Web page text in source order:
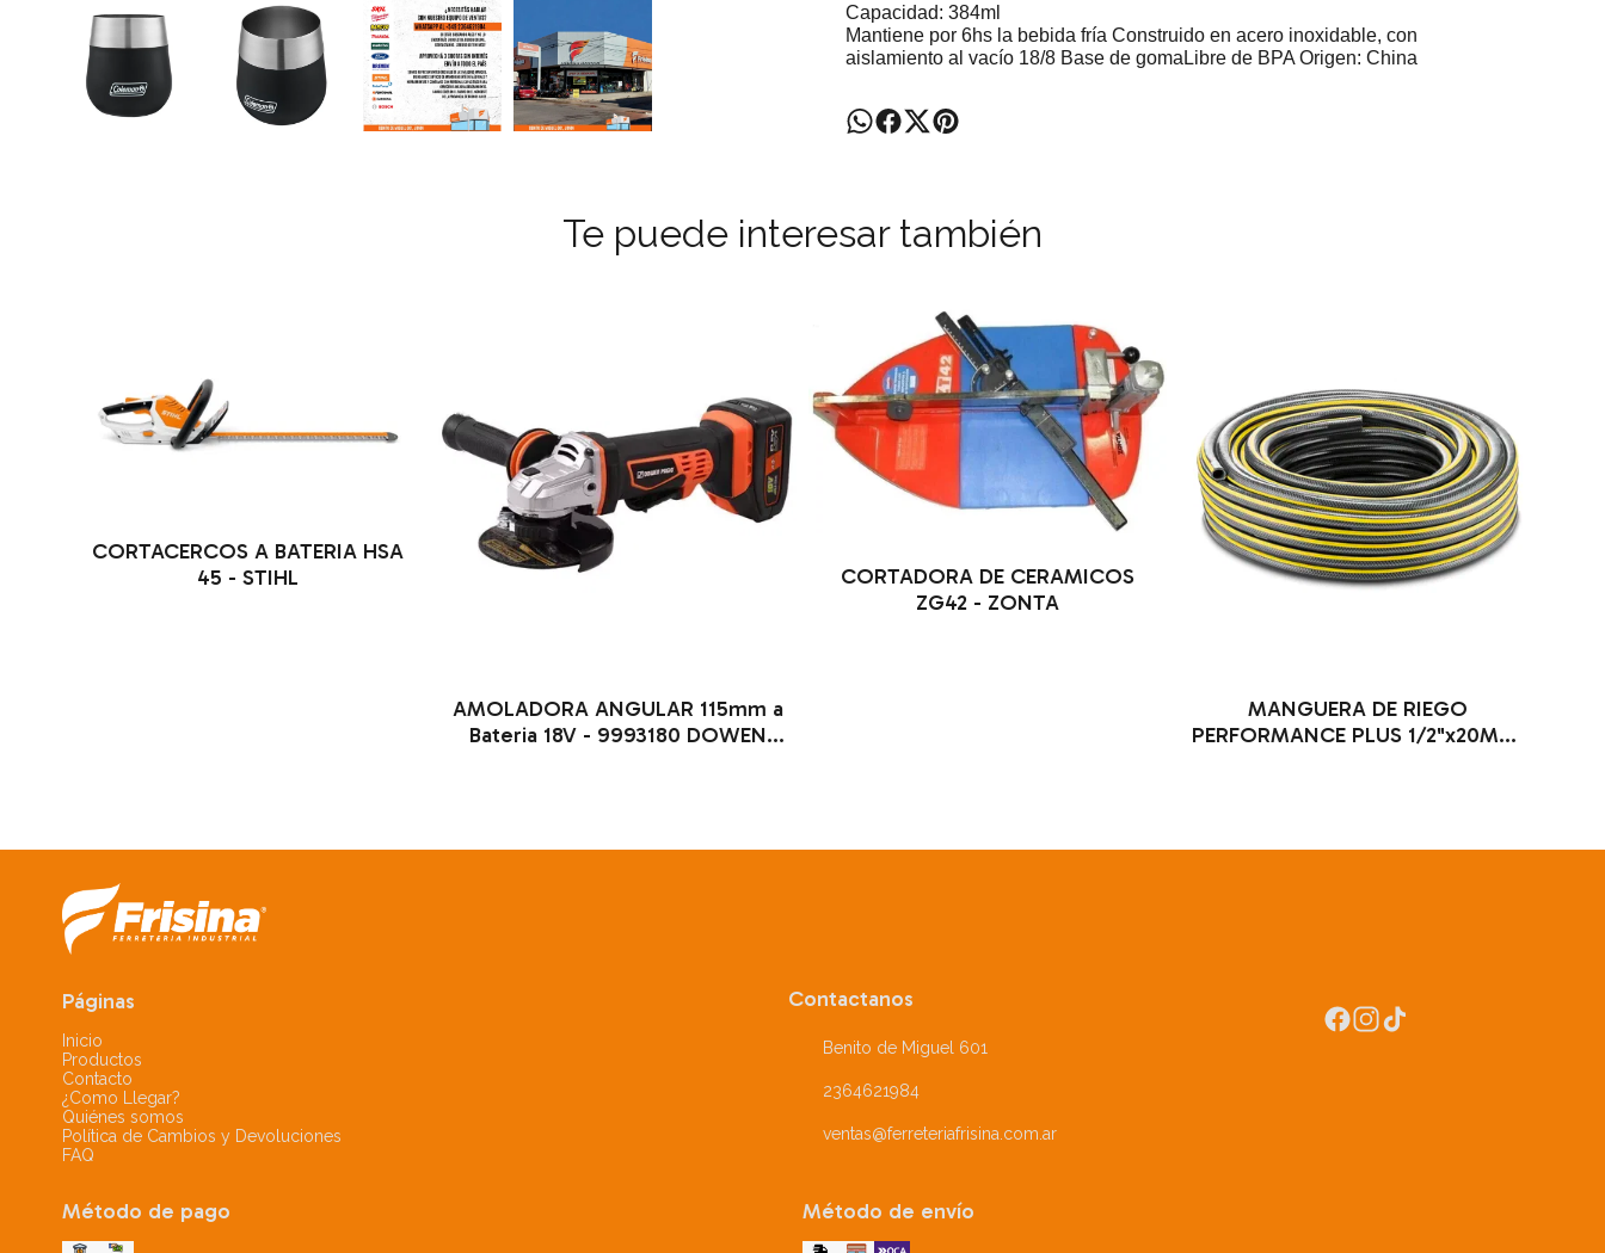
Capacidad: 384ml
Mantiene por 6hs la bebida fría Construido en acero inoxidable, con
aislamiento al vacío 18/8 Base de gomaLibre de BPA Origen: China
Te puede interesar también
CORTACERCOS A BATERIA HSA
45 - STIHL
AMOLADORA ANGULAR 115mm a
Bateria 18V - 9993180 DOWEN
CORTADORA DE CERAMICOS
ZG42 - ZONTA
MANGUERA DE RIEGO
PERFORMANCE PLUS 1/2"x20MTS
Páginas
Inicio
Productos
Contacto
¿Como Llegar?
Quiénes somos
Política de Cambios y Devoluciones
FAQ
Contactanos
Benito de Miguel 601
2364621984
ventas@ferreteriafrisina.com.ar
Método de pago Método de envío